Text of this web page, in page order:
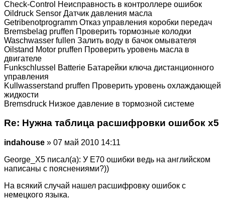
Check-Control Неисправность в контроллере ошибок
Oildruck Sensor Датчик давления масла
Getribenotprogramm Отказ управления коробки передач
Bremsbelag pruffen Проверить тормозные колодки
Waschwasser fullen Залить воду в бачок омывателя
Oilstand Motor pruffen Проверить уровень масла в
двигателе
Funkschlussel Batterie Батарейки ключа дистанционного
управления
Kullwasserstand pruffen Проверить уровень охлаждающей
жидкости
Bremsdruck Низкое давление в тормозной системе
Re: Нужна таблица расшифровки ошибок х5
indahouse » 07 май 2010 14:11
George_X5 писал(а): У E70 ошибки ведь на английском
написаны с пояснениями?))
На всякий случай нашел расшифровку ошибок с
немецкого языка.